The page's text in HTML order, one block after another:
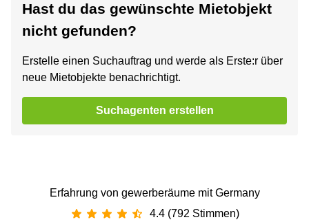
Hast du das gewünschte Mietobjekt
nicht gefunden?
Erstelle einen Suchauftrag und werde als Erste:r über
neue Mietobjekte benachrichtigt.
Suchagenten erstellen
Erfahrung von gewerberäume mit Germany
4.4 (792 Stimmen)